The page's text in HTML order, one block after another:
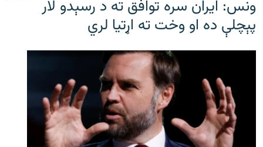
ونس: ایران سره توافق ته د رسېدو لار
پېچلې ده او وخت ته اړتیا لري